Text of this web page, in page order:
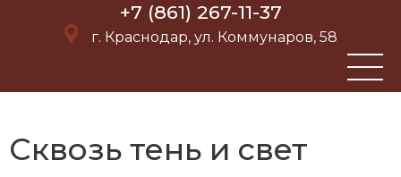
+7 (861) 267-11-37
г. Краснодар, ул. Коммунаров, 58
Сквозь тень и свет